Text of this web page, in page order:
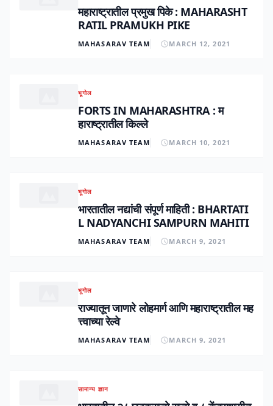
महाराष्ट्रातील प्रमुख पिके : MAHARASHT
RATIL PRAMUKH PIKE
MAHASARAV TEAM MARCH 12, 2021
भूगोल
FORTS IN MAHARASHTRA : म
हाराष्ट्रातील किल्ले
MAHASARAV TEAM MARCH 10, 2021
भूगोल
भारतातील नद्यांची संपूर्ण माहिती : BHARTATI
L NADYANCHI SAMPURN MAHITI
MAHASARAV TEAM MARCH 9, 2021
भूगोल
राज्यातून जाणारे लोहमार्ग आणि महाराष्ट्रातील मह
त्त्वाच्या रेल्वे
MAHASARAV TEAM MARCH 9, 2021
सामान्य ज्ञान